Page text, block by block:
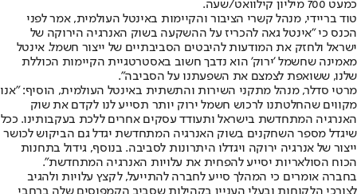
כמעט 700 מיליון קילוואט/שעה.
טוד בריידי, מנהל קשרי הציבור והקיימות באינטל העולמית, אמר לפני
הכנס כי "אינטל גאה להכריז על ההשקעה בשוק האנרגיה הירוקה של
ישראל ולחזק את המודעות להיבטים הסביבתיים של ייצור חשמל. אינטל
מאמינה שחשמל 'ירוק' הוא נדבך חשוב באסטרטגיית הקיימות הכוללת
שלנו, ששואפת לצמצם את השפעתנו על הסביבה".
מרטי סדלר, מנהל מתקני השירות והתשתית באינטל העולמית, הוסיף: "אנו
מקווים שהחלטתנו לרכוש חשמל ירוק יותר תסייע לנו לקדם את שוק
האנרגיה המתחדשת בישראל ותעודד עסקים אחרים ללכת בעקבותינו. ככל
שיגדל מספר השחקנים בשוק האנרגיה המתחדשת יגדל גם הביקוש לכושר
ייצור של אנרגיה ירוקה ויגדלו היתרונות לסביבה. בנוסף, גידול בתחנות
הכוח הסולאריות יסייע להפחית את עלויות האנרגיה המתחדשת".
בחברה אומרים כי המהלך סייע לחברה להתייעל, לקצץ עלויות ולהגיב